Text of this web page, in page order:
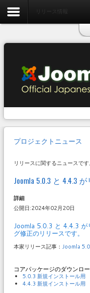
プロジェクトニュース
リリースに関するニュースです
Joomla 5.0.3 と 4.4.3
詳細
公開日:2024年02月20日
Joomla 5.0.3 と 4.4.3 が
グ修正のリリースです。
本家リリース記事： Joomla
コアパッケージのダウンロ
5.0.3 新規インストール用
4.4.3 新規インストール用